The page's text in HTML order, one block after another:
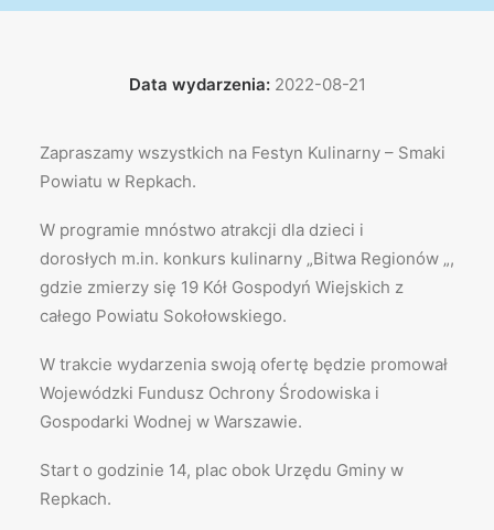
Data wydarzenia:2022-08-21
Zapraszamy wszystkich na Festyn Kulinarny – Smaki
Powiatu w Repkach.
W programie mnóstwo atrakcji dla dzieci i
dorosłych m.in. konkurs kulinarny „Bitwa Regionów „,
gdzie zmierzy się 19 Kół Gospodyń Wiejskich z
całego Powiatu Sokołowskiego.
W trakcie wydarzenia swoją ofertę będzie promował
Wojewódzki Fundusz Ochrony Środowiska i
Gospodarki Wodnej w Warszawie.
Start o godzinie 14, plac obok Urzędu Gminy w
Repkach.